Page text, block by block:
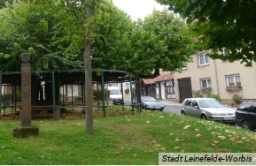
Stadt Leinefelde-Worbis